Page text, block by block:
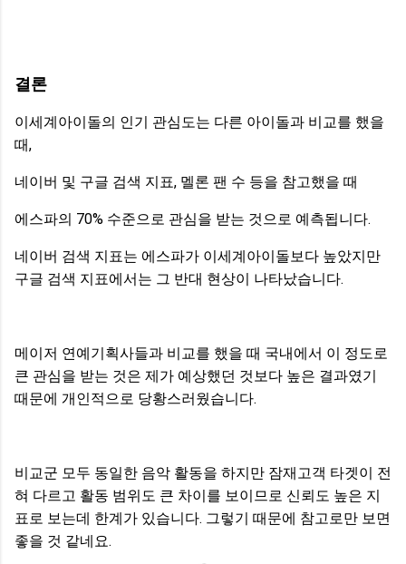
결론
이세계아이돌의 인기 관심도는 다른 아이돌과 비교를 했을
때,
네이버 및 구글 검색 지표, 멜론 팬 수 등을 참고했을 때
에스파의 70% 수준으로 관심을 받는 것으로 예측됩니다.
네이버 검색 지표는 에스파가 이세계아이돌보다 높았지만
구글 검색 지표에서는 그 반대 현상이 나타났습니다.
메이저 연예기획사들과 비교를 했을 때 국내에서 이 정도로
큰 관심을 받는 것은 제가 예상했던 것보다 높은 결과였기
때문에 개인적으로 당황스러웠습니다.
비교군 모두 동일한 음악 활동을 하지만 잠재고객 타겟이 전
혀 다르고 활동 범위도 큰 차이를 보이므로 신뢰도 높은 지
표로 보는데 한계가 있습니다. 그렇기 때문에 참고로만 보면
좋을 것 같네요.